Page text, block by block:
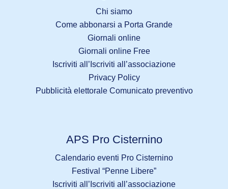
Chi siamo
Come abbonarsi a Porta Grande
Giornali online
Giornali online Free
Iscriviti all’Iscriviti all’associazione
Privacy Policy
Pubblicità elettorale Comunicato preventivo
APS Pro Cisternino
Calendario eventi Pro Cisternino
Festival “Penne Libere”
Iscriviti all’Iscriviti all’associazione